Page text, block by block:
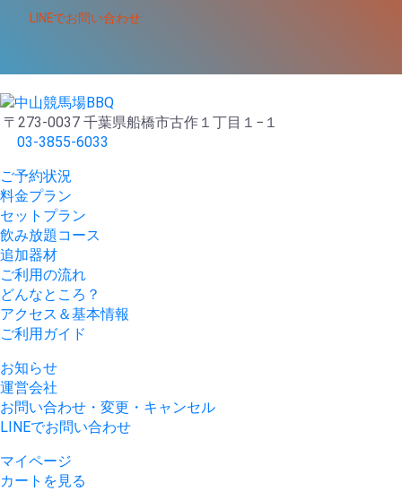
LINEでお問い合わせ
〒273-0037 千葉県船橋市古作１丁目１−１
03-3855-6033
ご予約状況
料金プラン
セットプラン
飲み放題コース
追加器材
ご利用の流れ
どんなところ？
アクセス＆基本情報
ご利用ガイド
お知らせ
運営会社
お問い合わせ・変更・キャンセル
LINEでお問い合わせ
マイページ
カートを見る